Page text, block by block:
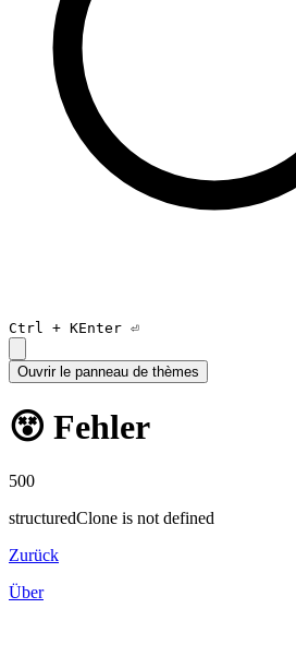
Ctrl + KEnter ⏎
Ouvrir le panneau de thèmes
😵 Fehler
500
structuredClone is not defined
Zurück
Über